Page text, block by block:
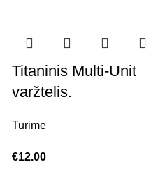
Titaninis Multi-Unit
varžtelis.
Turime
€12.00